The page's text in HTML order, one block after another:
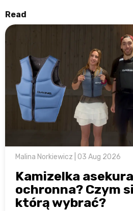
Read
Malina Norkiewicz | 03 Aug 2026
Kamizelka
ochronna? Czym
którą wybrać?